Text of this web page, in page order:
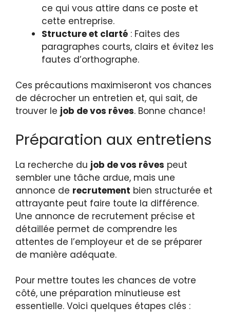
ce qui vous attire dans ce poste et
cette entreprise.
Structure et clarté : Faites des
paragraphes courts, clairs et évitez les
fautes d’orthographe.
Ces précautions maximiseront vos chances
de décrocher un entretien et, qui sait, de
trouver le job de vos rêves. Bonne chance!
Préparation aux entretiens
La recherche du job de vos rêves peut
sembler une tâche ardue, mais une
annonce de recrutement bien structurée et
attrayante peut faire toute la différence.
Une annonce de recrutement précise et
détaillée permet de comprendre les
attentes de l’employeur et de se préparer
de manière adéquate.
Pour mettre toutes les chances de votre
côté, une préparation minutieuse est
essentielle. Voici quelques étapes clés :